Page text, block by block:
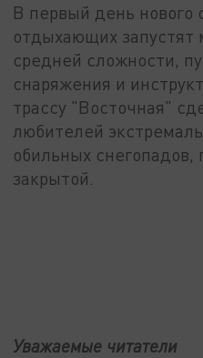
В первый день нового
отдыхающих запустят
средней сложности,
снаряжения и
трассу "Восточная"
любителей
обильных снегопадов,
закрытой.
Уважаемые читатели